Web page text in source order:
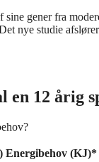
sine gener fra
nye studie
en 12 årig
Energibehov (KJ)*